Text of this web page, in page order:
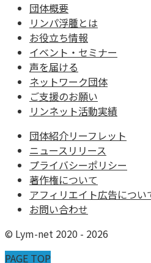
団体概要
リンパ浮腫とは
お役立ち情報
イベント・セミナー
声を届ける
ネットワーク団体
ご支援のお願い
リンネット活動実績
団体紹介リーフレット
ニュースリリース
プライバシーポリシー
著作権について
アフィリエイト広告につい
お問い合わせ
© Lym-net 2020 - 2026
PAGE TOP